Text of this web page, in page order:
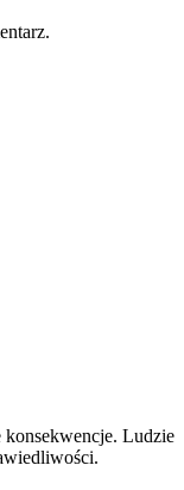
konsekwencje. Ludzie